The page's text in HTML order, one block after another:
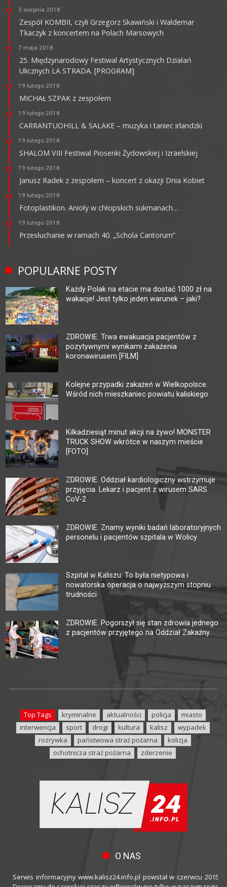
3 sierpnia 2018
Zespół KOMBII, czyli Grzegorz Skawiński i Waldemar
Tkaczyk z koncertem na Polach Marsowych
7 maja 2018
25. Międzynarodowy Festiwal Artystycznych Działań
Ulicznych LA STRADA. [PROGRAM]
19 lutego 2018
MICHAŁ SZPAK z zespołem
19 lutego 2018
CARRANTUOHILL & SALAKE – muzyka i taniec irlandzki
19 lutego 2018
SHALOM VIII Festiwal Piosenki Żydowskiej i Izraelskiej
19 lutego 2018
Janusz Radek z zespołem – koncert z okazji Dnia Kobiet
19 lutego 2018
Fotoplastikon. Anioły w chłopskich sukmanach…
19 lutego 2018
Przesłuchanie w ramach 40. „Schola Cantorum”
POPULARNE POSTY
Każdy Polak na etacie ma dostać 1000 zł na
wakacje! Jest tylko jeden warunek – jaki?
ZDROWIE. Trwa ewakuacja pacjentów z
pozytywnymi wynikami zakażenia
koronawirusem [FILM]
Kolejne przypadki zakażeń w Wielkopolsce.
Wśród nich mieszkaniec powiatu kaliskiego
Kilkadziesiąt minut akcji na żywo! MONSTER
TRUCK SHOW wkrótce w naszym mieście
[FOTO]
ZDROWIE. Oddział kardiologiczny wstrzymuje
przyjęcia. Lekarz i pacjent z wirusem SARS
CoV-2
ZDROWIE. Znamy wyniki badań laboratoryjnych
personelu i pacjentów szpitala w Wolicy
Szpital w Kaliszu: To była nietypowa i
nowatorska operacja o najwyższym stopniu
trudności
ZDROWIE. Pogorszył się stan zdrowia jednego
z pacjentów przyjętego na Oddział Zakaźny
Top Tags kryminalne aktualności policja
miasto
interwencja
sport drogi kultura kalisz
wypadek
rozrywka
państwowa straż pożarna
kolizja
ochotnicza straż pożarna
zderzenie
O NAS
Serwis informacyjny www.kalisz24.info.pl powstał w czerwcu 2015